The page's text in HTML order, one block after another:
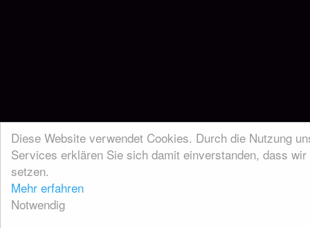
Diese Website verwendet Cookies. Durch die Nutzung
Services erklären Sie sich damit einverstanden, dass
setzen.
Mehr erfahren
Notwendig